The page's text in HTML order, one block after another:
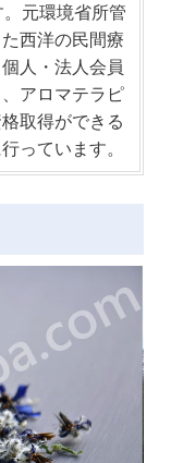
元環境省所管
西洋の民間療
人・法人会員
アロマテラピ
取得ができる
っています。